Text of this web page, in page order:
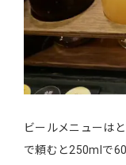
ビールメニューは
で頼むと250mlで